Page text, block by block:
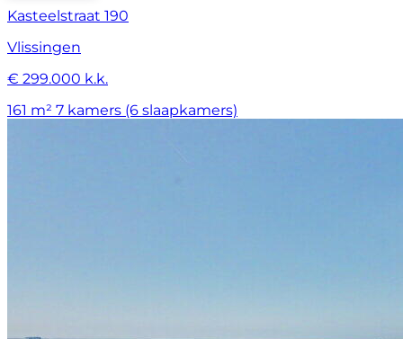
Kasteelstraat 190
Vlissingen
€ 299.000 k.k.
161 m² 7 kamers (6 slaapkamers)